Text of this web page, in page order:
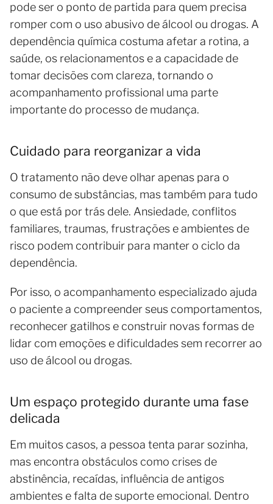
pode ser o ponto de partida para quem precisa
romper com o uso abusivo de álcool ou drogas. A
dependência química costuma afetar a rotina, a
saúde, os relacionamentos e a capacidade de
tomar decisões com clareza, tornando o
acompanhamento profissional uma parte
importante do processo de mudança.
Cuidado para reorganizar a vida
O tratamento não deve olhar apenas para o
consumo de substâncias, mas também para tudo
o que está por trás dele. Ansiedade, conflitos
familiares, traumas, frustrações e ambientes de
risco podem contribuir para manter o ciclo da
dependência.
Por isso, o acompanhamento especializado ajuda
o paciente a compreender seus comportamentos,
reconhecer gatilhos e construir novas formas de
lidar com emoções e dificuldades sem recorrer ao
uso de álcool ou drogas.
Um espaço protegido durante uma fase
delicada
Em muitos casos, a pessoa tenta parar sozinha,
mas encontra obstáculos como crises de
abstinência, recaídas, influência de antigos
ambientes e falta de suporte emocional. Dentro